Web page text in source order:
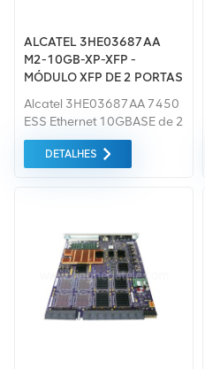
ALCATEL 3HE03687AA
M2-10GB-XP-XFP -
MÓDULO XFP DE 2 PORTAS
Alcatel 3HE03687AA 7450
ESS Ethernet 10GBASE de 2
portas MDA-XP. Aceita dois
(2) módulos ópticos XFP
3HE00229AB e
DETALHES